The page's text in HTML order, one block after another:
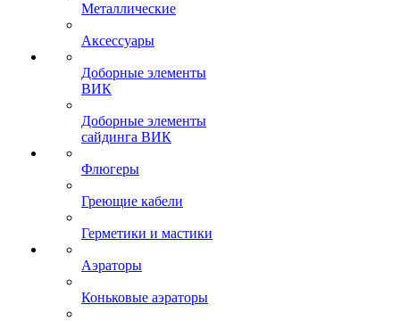
Металлические
Аксессуары
Доборные элементы
ВИК
Доборные элементы
сайдинга ВИК
Флюгеры
Греющие кабели
Герметики и мастики
Аэраторы
Коньковые аэраторы